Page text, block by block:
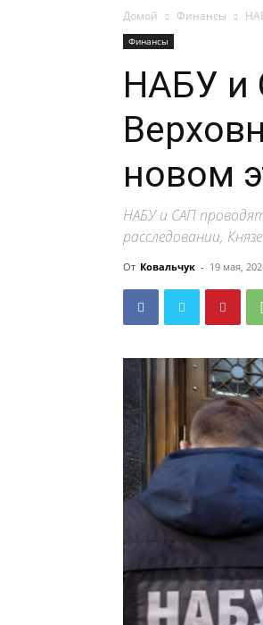
Домой Финансы
Финансы
НАБУ и
новом
НАБУ и САП
расследовании,
От Ковальчук - 19 мая,